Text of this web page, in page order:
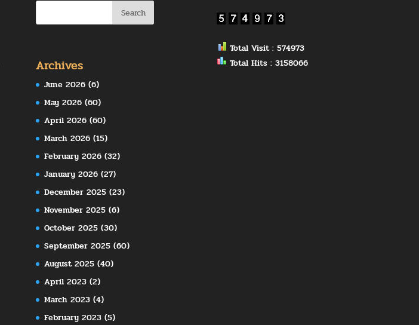
Archives
June 2026(6)
May 2026(60)
April 2026(60)
March 2026(15)
February 2026(32)
January 2026(27)
December 2025(23)
November 2025(6)
October 2025(30)
September 2025(60)
August 2025(40)
April 2023(2)
March 2023(4)
February 2023(5)
Total Visit : 574973
Total Hits : 3158066